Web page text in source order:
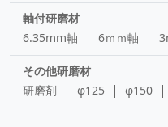
軸付研磨材
6.35mm軸
6ｍｍ軸
その他研磨材
研磨剤
φ125 φ150